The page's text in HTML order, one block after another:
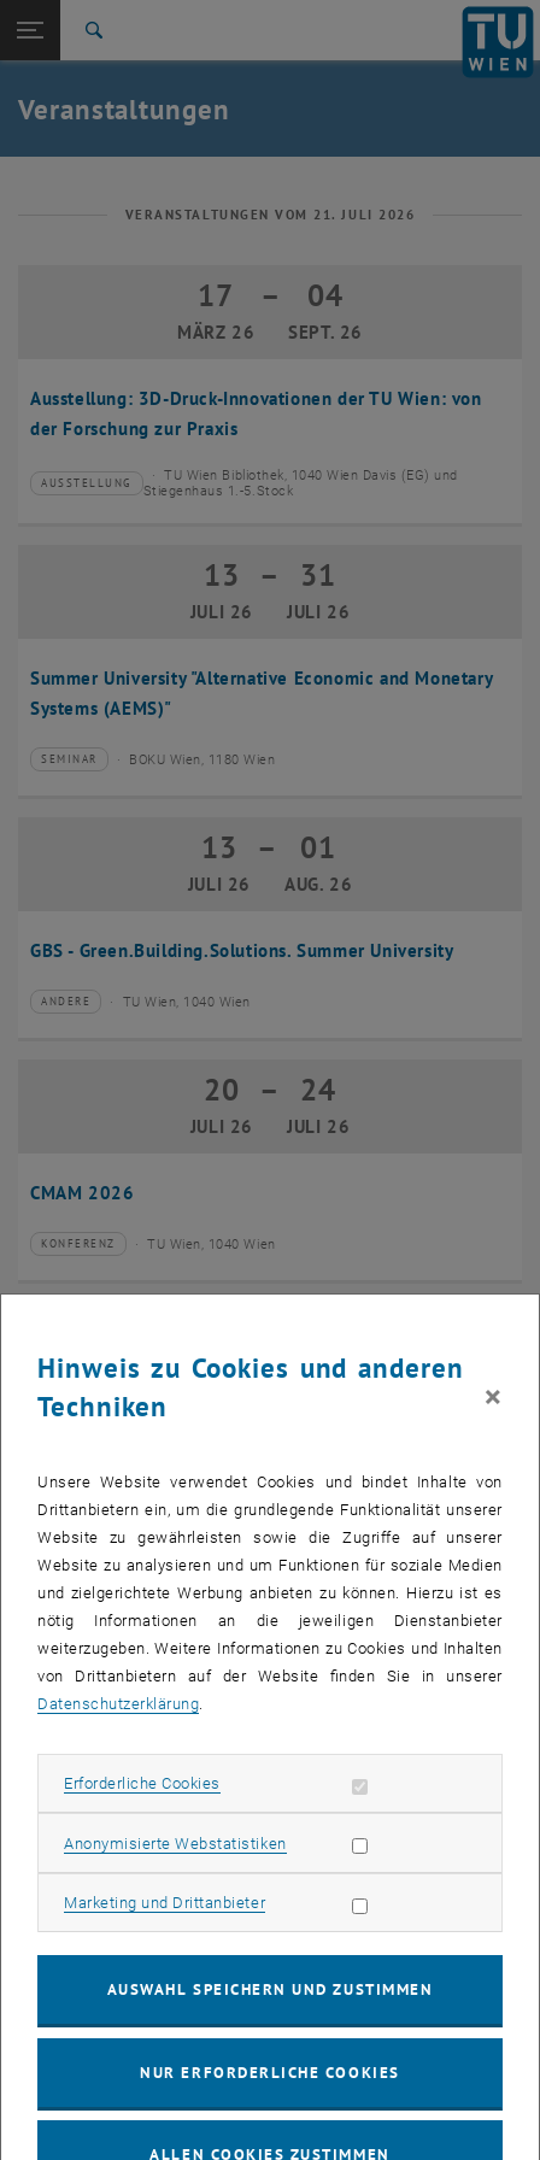
TU Login
Quicklinks
Quicklinks-Menü umschalten
Studium
Karriere
Zurück: Subseiten von Aktuelles auflisten
Aktuelles
Veranstaltungen
VERANSTALTUNGEN VOM 21. JULI 2026
Ausstellung: 3D-Druck-Innovationen der TU Wien: von
der Forschung zur Praxis
17
MÄRZ 26
17 März 2026 bis 04 September 2026
– 04
SEPT. 26
Veranstaltungstyp:
AUSSTELLUNG
Veranstaltungsort:
TU Wien Bibliothek, 1040 Wien Davis (EG) und
Stiegenhaus 1.-5.Stock
Summer University "Alternative Economic and Monetary
Systems (AEMS)"
13
JULI 26
13 Juli 2026 bis 31 Juli 2026
– 31
JULI 26
Veranstaltungstyp:
SEMINAR
Veranstaltungsort:BOKU Wien, 1180 Wien
GBS - Green.Building.Solutions. Summer University
13
JULI 26
13 Juli 2026 bis 01 August 2026
– 01
AUG. 26
Veranstaltungstyp:
ANDERE
Veranstaltungsort:TU Wien, 1040 Wien
CMAM 2026
20
JULI 26
20 Juli 2026 bis 24 Juli 2026
– 24
JULI 26
Veranstaltungstyp:
KONFERENZ
Veranstaltungsort: TU Wien, 1040 Wien
EMBA Online Info Session mit Dekan Prof. Dr. Wolfgang
Güttel
JULI 26
Veranstaltungstyp:
Veranstaltungsort: Online, via Zoom
Info Session Learning Journey Turin
03 August 2026
03
AUG. 26
Veranstaltungstyp:
INFORMATIONSVERANSTALTUNG
Veranstaltungsort: Online, Via Zoom
Stammtisch 04.08.
04
AUG. 26
–
tba, 1060 Wien
Hinweis zu Cookies und anderen
Techniken
×
Unsere Website verwendet Cookies und bindet Inhalte von
Drittanbietern ein, um die grundlegende Funktionalität unserer
Website zu gewährleisten sowie die Zugriffe auf unserer
Website zu analysieren und um Funktionen für soziale Medien
und zielgerichtete Werbung anbieten zu können. Hierzu ist es
nötig Informationen an die jeweiligen Dienstanbieter
weiterzugeben. Weitere Informationen zu Cookies und Inhalten
von Drittanbietern auf der Website finden Sie in unserer
Datenschutzerklärung
Erforderliche Cookies Erforderliche Cookies zulassen
Anonymisierte WebstatistikenStatistik Cookies zulassen
Marketing und DrittanbieterMarketing Cookies zulassen
AUSWAHL SPEICHERN UND ZUSTIMMEN
NUR ERFORDERLICHE COOKIES
ALLEN COOKIES ZUSTIMMEN